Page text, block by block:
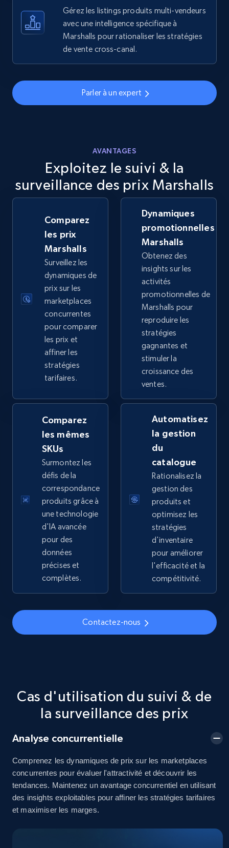
more.
5.6K+ 877+ Commencer
5.6K+ 877+ Commencer
TikTok Shop
URL, Title, Available, Description, Currency, Initial
price, Final price, Discount percent, and more.
5.4K+ 668+ Commencer
URL, Title, Available, Description, Currency, Initial
price, Final price, Discount percent, and more.
5.4K+ Commencer
TikTok Shop - Collect TikTok shop products
by keywords search
URL, Title, Available, Description, Currency, Initial
price, Final price, Discount percent, and more.
Commencer
TikTok Shop - discover records by shop url
URL, Title, Available, Description, Currency, Initial
price, Final price, Discount percent, and more.
URL, Product id, Title, Seller name, Seller rating,
Seller reviews, Breadcrumbs, Root category, and
more.
Gérez les listings produits multi-vendeurs
avec une intelligence spécifique à
Marshalls pour rationaliser les stratégies
de vente cross-canal.
Parler à un expert
AVANTAGES
Exploitez le suivi & la
surveillance des prix Marshalls
Comparez
les prix
Marshalls
Surveillez les
dynamiques de
prix sur les
marketplaces
concurrentes
pour comparer
les prix et
affiner les
stratégies
tarifaires.
Dynamiques
promotionnelles
Marshalls
Obtenez des
insights sur les
activités
promotionnelles de
Marshalls pour
reproduire les
stratégies
gagnantes et
stimuler la
croissance des
ventes.
Comparez
les mêmes
SKUs
Surmontez les
défis de la
correspondance
produits grâce à
une technologie
d'IA avancée
pour des
données
précises et
complètes.
Automatisez
la gestion
du
catalogue
Rationalisez la
gestion des
produits et
optimisez les
stratégies
d'inventaire
pour améliorer
l'efficacité et la
compétitivité.
Contactez-nous
Cas d'utilisation du suivi & de
la surveillance des prix
Analyse concurrentielle
Comprenez les dynamiques de prix sur les marketplaces
concurrentes pour évaluer l'attractivité et découvrir les
tendances. Maintenez un avantage concurrentiel en utilisant
des insights exploitables pour affiner les stratégies tarifaires
et maximiser les marges.